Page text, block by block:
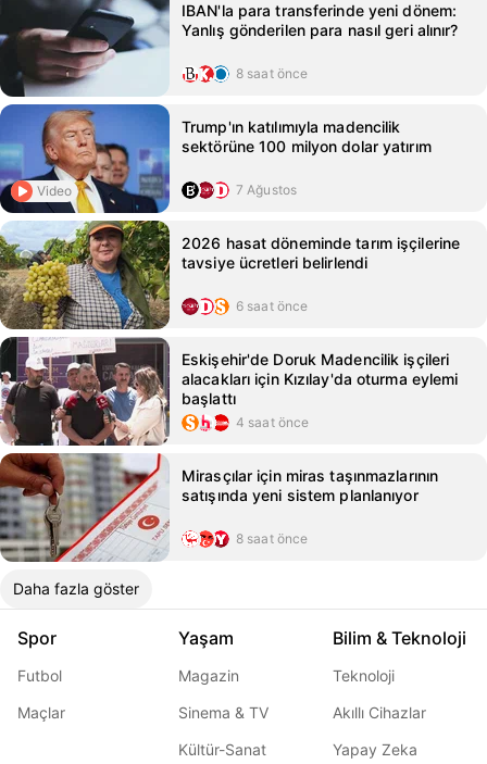
IBAN'la para transferinde yeni dönem:
Yanlış gönderilen para nasıl geri alınır?
8 saat önce
Video
Trump'ın katılımıyla madencilik
sektörüne 100 milyon dolar yatırım
7 Ağustos
2026 hasat döneminde tarım işçilerine
tavsiye ücretleri belirlendi
6 saat önce
Eskişehir'de Doruk Madencilik işçileri
alacakları için Kızılay'da oturma eylemi
başlattı
4 saat önce
Mirasçılar için miras taşınmazlarının
satışında yeni sistem planlanıyor
8 saat önce
Daha fazla göster
Spor
Futbol
Maçlar
Yaşam
Magazin
Sinema & TV
Kültür-Sanat
Bilim & Teknoloji
Teknoloji
Akıllı Cihazlar
Yapay Zeka